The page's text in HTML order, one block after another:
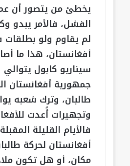
يخطئ من يتصور أن
الفشل، فالأمر يبدو
لم يقاوم ولو
أفغانستان، هذا ما
سيناريو كابول
جمهورية أفغانستان
طالبان، وترك شعبه
وتجهيرات أُعدت
فالأيام القليلة
أفغانستان لحركة
مكان، أو هل تكون